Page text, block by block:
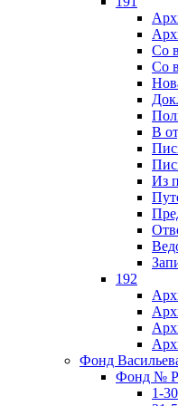
Со
Со
В
Из
192
Фонд
Фонд № Р
1-30